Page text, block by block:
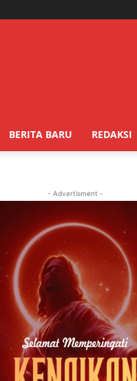
BERITA BARU REDAKSI
- Advertisment -